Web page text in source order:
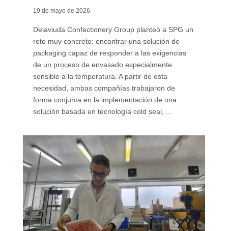
19 de mayo de 2026
Delaviuda Confectionery Group planteó a SPG un
reto muy concreto: encontrar una solución de
packaging capaz de responder a las exigencias
de un proceso de envasado especialmente
sensible a la temperatura. A partir de esta
necesidad, ambas compañías trabajaron de
forma conjunta en la implementación de una
solución basada en tecnología cold seal, ...